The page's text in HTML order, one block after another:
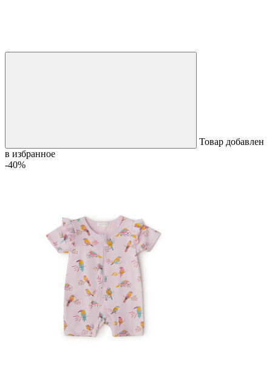
Товар добавлен
в избранное
-40%